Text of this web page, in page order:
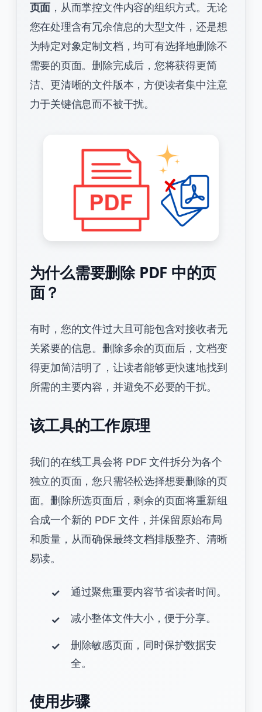
页面 ，从而掌控文件内容的组织方式。无论
您在处理含有冗余信息的大型文件，还是想
为特定对象定制文档，均可有选择地删除不
需要的页面。删除完成后，您将获得更简
洁、更清晰的文件版本，方便读者集中注意
力于关键信息而不被干扰。
为什么需要删除 PDF 中的页
面？
有时，您的文件过大且可能包含对接收者无
关紧要的信息。删除多余的页面后，文档变
得更加简洁明了，让读者能够更快速地找到
所需的主要内容，并避免不必要的干扰。
该工具的工作原理
我们的在线工具会将 PDF 文件拆分为各个
独立的页面，您只需轻松选择想要删除的页
面。删除所选页面后，剩余的页面将重新组
合成一个新的 PDF 文件，并保留原始布局
和质量，从而确保最终文档排版整齐、清晰
易读。
通过聚焦重要内容节省读者时间。
减小整体文件大小，便于分享。
删除敏感页面，同时保护数据安
全。
使用步骤